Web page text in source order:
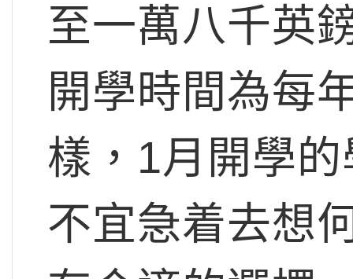
至一萬八千英
開學時間為每
樣，1月開學
不宜急着去想